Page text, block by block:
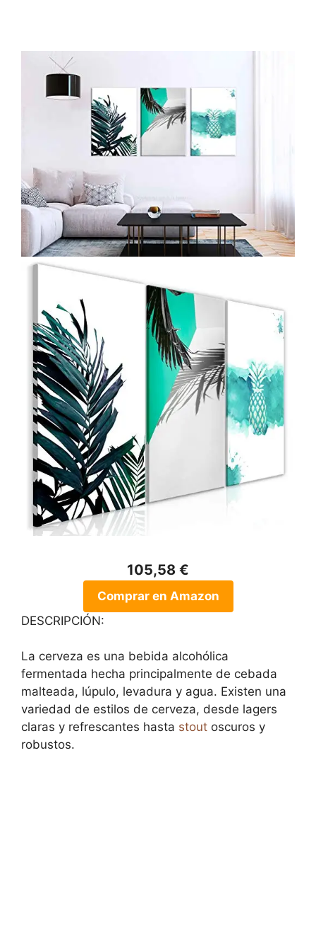
105,58 €
Comprar en Amazon
DESCRIPCIÓN:
La cerveza es una bebida alcohólica
fermentada hecha principalmente de cebada
malteada, lúpulo, levadura y agua. Existen una
variedad de estilos de cerveza, desde lagers
claras y refrescantes hasta stout oscuros y
robustos.